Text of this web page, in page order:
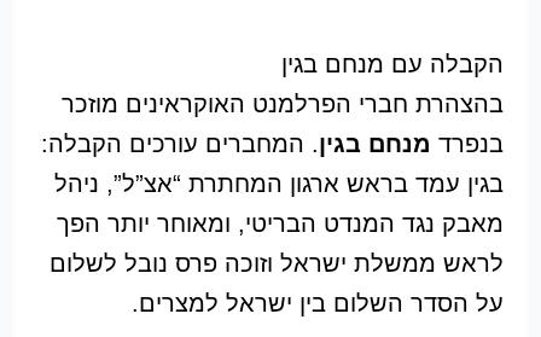
הקבלה עם מנחם בגין
בהצהרת חברי הפרלמנט האוקראינים מוזכר
בנפרד מנחם בגין. המחברים עורכים הקבלה:
בגין עמד בראש ארגון המחתרת “אצ”ל”, ניהל
מאבק נגד המנדט הבריטי, ומאוחר יותר הפך
לראש ממשלת ישראל וזוכה פרס נובל לשלום
על הסדר השלום בין ישראל למצרים.